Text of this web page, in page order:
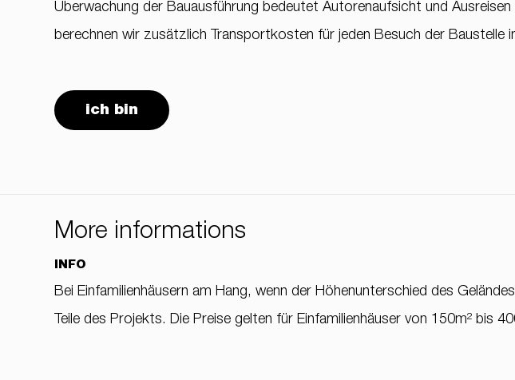
Überwachung der Bauausführung bedeutet Autorenaufsicht und
berechnen wir zusätzlich Transportkosten für jeden Besuch der Baustelle
ich bin
More informations
INFO
Bei Einfamilienhäusern am Hang, wenn der Höhenunterschied des
Teile des Projekts. Die Preise gelten für Einfamilienhäuser von 150m² bis